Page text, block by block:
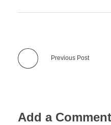
Previous Post
Add a Comment